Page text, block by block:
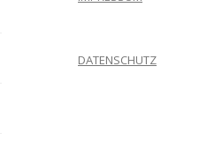
DATENSCHUTZ